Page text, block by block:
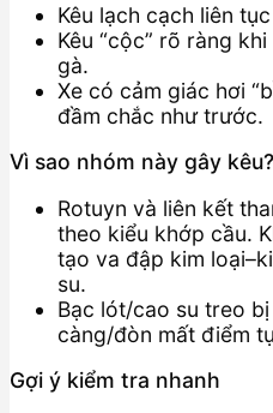
Kêu lạch cạch liên
Kêu “cộc” rõ ràng
gà.
Xe có cảm giác hơi
đầm chắc như trước.
Vì sao nhóm này gây kêu?
Rotuyn và liên kết
theo kiểu khớp cầu.
tạo va đập kim
su.
Bạc lót/cao su treo
càng/đòn mất điểm
Gợi ý kiểm tra nhanh